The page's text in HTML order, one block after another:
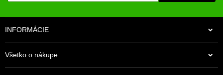
INFORMÁCIE
Všetko o nákupe